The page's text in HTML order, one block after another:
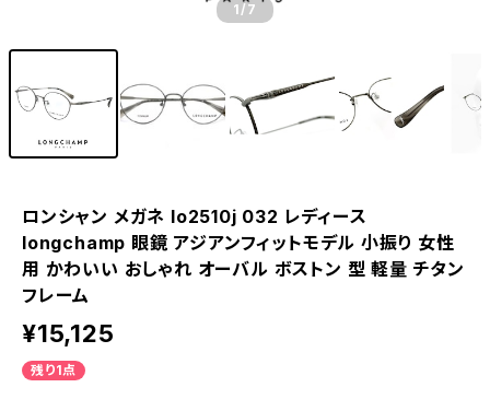
1/7
ロンシャン メガネ lo2510j 032 レディース
longchamp 眼鏡 アジアンフィットモデル 小振り 女性
用 かわいい おしゃれ オーバル ボストン 型 軽量 チタン
フレーム
¥15,125
残り1点